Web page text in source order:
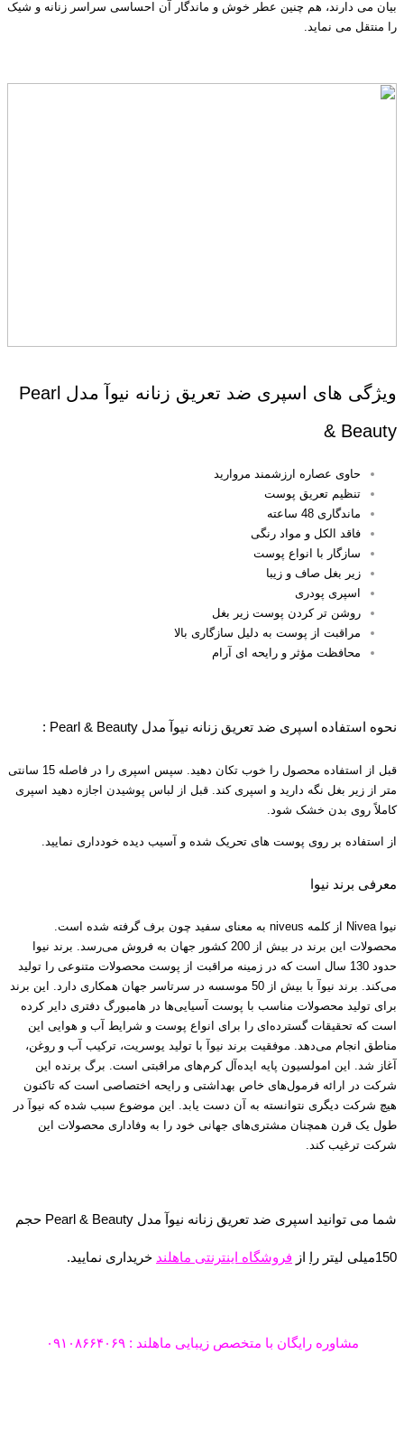
بیان می دارند، هم چنین عطر خوش و ماندگار آن احساسی سراسر زنانه و شیک
را منتقل می نماید.
ویژگی های اسپری ضد تعریق زنانه نیوآ مدل Pearl
& Beauty
حاوی عصاره ارزشمند مروارید
تنظیم تعریق پوست
ماندگاری 48 ساعته
فاقد الکل و مواد رنگی
سازگار با انواع پوست
زیر بغل صاف و زیبا
اسپری پودری
روشن تر کردن پوست زیر بغل
مراقبت از پوست به دلیل سازگاری بالا
محافظت مؤثر و رایحه ای آرام
نحوه استفاده اسپری ضد تعریق زنانه نیوآ مدل Pearl & Beauty :
قبل از استفاده محصول را خوب تکان دهید. سپس اسپری را در فاصله 15 سانتی
متر از زیر بغل نگه دارید و اسپری کند. قبل از لباس پوشیدن اجازه دهید اسپری
کاملاً روی بدن خشک شود.
از استفاده بر روی پوست های تحریک شده و آسیب دیده خودداری نمایید.
معرفی برند نیوا
نیوا Nivea از کلمه niveus به معنای سفید چون برف گرفته شده است.
محصولات این برند در بیش از 200 کشور جهان به فروش مى‌رسد. برند نیوا
حدود 130 سال است که در زمینه مراقبت از پوست محصولات متنوعی را تولید
می‌کند. برند نیوآ با بیش از 50 موسسه در سرتاسر جهان همکاری دارد. این برند
برای تولید محصولات مناسب با پوست آسیایی‌ها در هامبورگ دفتری دایر کرده
است که تحقیقات گسترده‌ای را برای انواع پوست و شرایط آب و هوایی این
مناطق انجام می‌دهد. موفقیت برند نیوآ با تولید یوسریت، ترکیب آب و روغن،
آغاز شد. این امولسیون پایه ایده‌آل کرم‌های مراقبتی است. برگ برنده این
شرکت در ارائه فرمول‌های خاص بهداشتی و رایحه اختصاصی ا‌ست که تاکنون
هیچ شرکت دیگری نتوانسته به آن دست یابد. این موضوع سبب شده که نیوآ در
طول یک قرن همچنان مشتری‌های جهانی خود را به وفاداری محصولات این
شرکت ترغیب کند.
شما می توانید اسپری ضد تعریق زنانه نیوآ مدل Pearl & Beauty حجم
150میلی لیتر را از فروشگاه اینترنتی ماهلند خریداری نمایید.
مشاوره رایگان با متخصص زیبایی ماهلند : ۰۹۱۰۸۶۶۴۰۶۹